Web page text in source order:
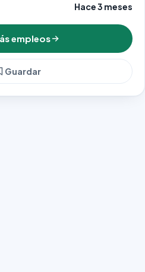
Hace 3 meses
empleos
Guardar